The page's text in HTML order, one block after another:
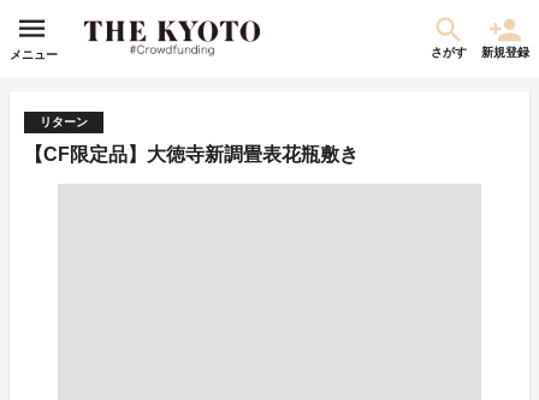
メニュー さがす 新規登録
リターン
【CF限定品】大徳寺新調畳表花瓶敷き